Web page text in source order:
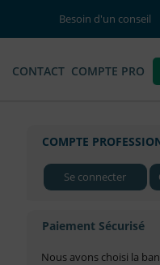
Besoin d'un conseil
CONTACT COMPTE PRO
COMPTE
Se connecter
Paiement Sécurisé
Nous avons choisi la